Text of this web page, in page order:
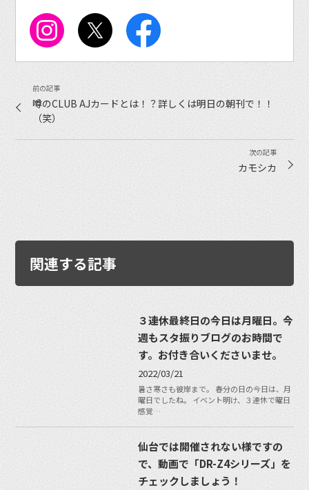
噂のCLUB AJカードとは！？詳しくは明日の朝刊で！！
（笑）
カモシカ
関連する記事
３連休最終日の今日は月曜日。今
週もスタ振りブログのお時間で
す。お付き合いくださいませ。
2022/03/21
暑さ寒さも彼岸まで。 春分の日の今日は、月
曜日でしたね。 イベント明け、３連休で曜日
感覚…
仙台では開催されない様ですの
で、動画で「DR-Z4シリーズ」を
チェックしましょう！